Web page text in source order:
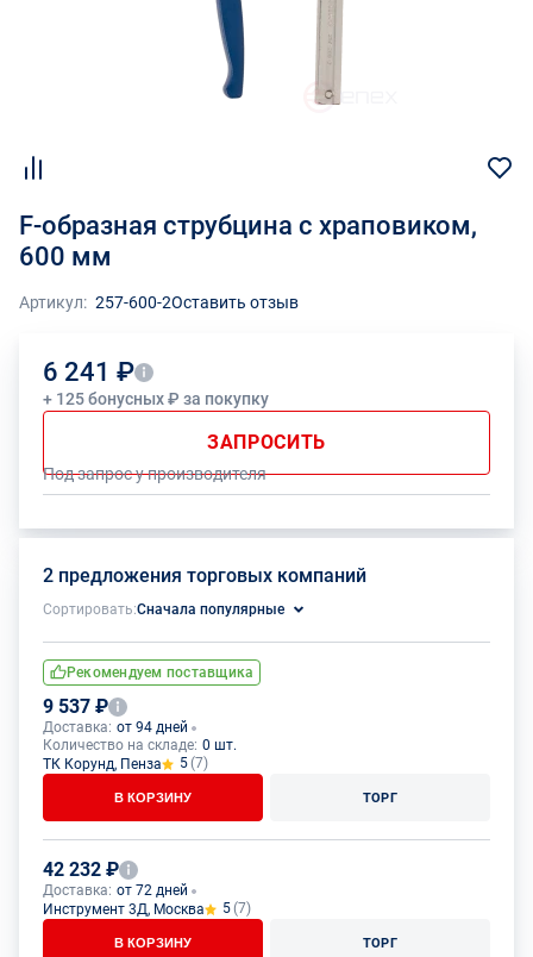
F-образная струбцина с храповиком,
600 мм
Артикул: 257-600-2Оставить отзыв
6 241 ₽
+ 125 бонусных ₽ за покупку
ЗАПРОСИТЬ
Под запрос у производителя
2 предложения торговых компаний
Сортировать:Сначала популярные
Рекомендуем поставщика
9 537 ₽
Доставка: от 94 дней
Количество на складе: 0 шт.
ТК Корунд, Пенза
5(7)
В КОРЗИНУ ТОРГ
42 232 ₽
Доставка: от 72 дней
Инструмент 3Д, Москва
5(7)
В КОРЗИНУ ТОРГ